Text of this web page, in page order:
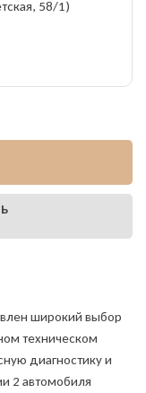
58/1)
широкий выбор
техническом
диагностику и
2 автомобиля